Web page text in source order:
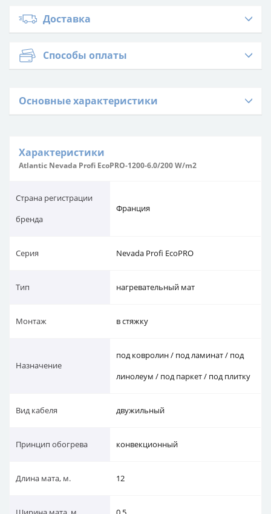
Основные характеристики
Доставка
Способы оплаты
Характеристики
Atlantic Nevada Profi EcoPRO-1200-6.0/200 W/m2
Страна регистрации
бренда
Франция
Серия Nevada Profi EcoPRO
Тип нагревательный мат
Монтаж в стяжку
Назначение
под ковролин / под ламинат / под
линолеум / под паркет / под плитку
Вид кабеля двужильный
Принцип обогрева конвекционный
Длина мата, м. 12